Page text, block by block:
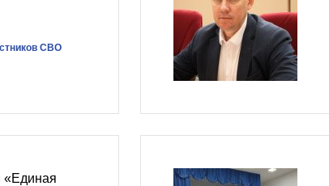
СВО
«Единая